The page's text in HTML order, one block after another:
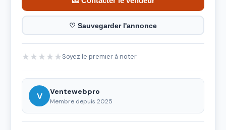
♡ Sauvegarder l'annonce
★★★★★Soyez le premier à noter
V Ventewebpro
Membre depuis 2025